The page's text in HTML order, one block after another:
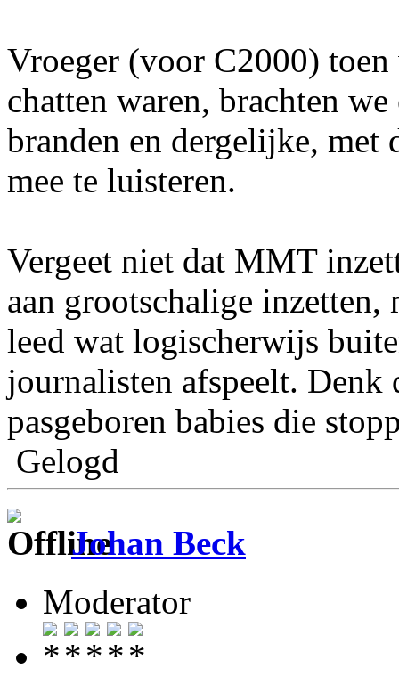
Vroeger (voor C2000)
chatten waren, brachten
branden en dergelijke, met
mee te luisteren.
Vergeet niet dat MMT
aan grootschalige
leed wat logischerwijs
journalisten afspeelt.
pasgeboren babies die
Gelogd
Johan Beck
Moderator